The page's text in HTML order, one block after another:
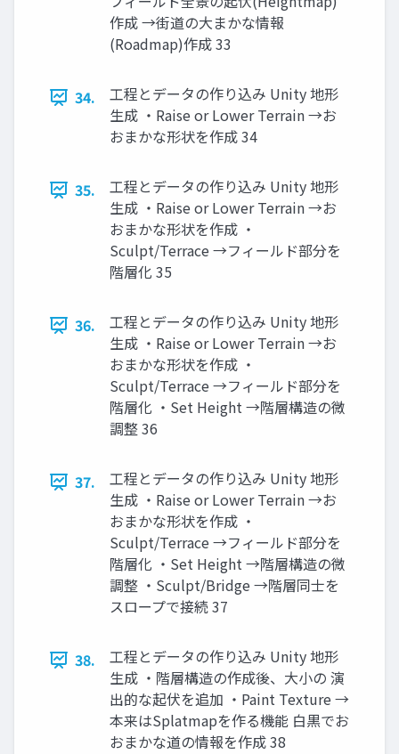
作成 →街道の大まかな情報
(Roadmap)作成 33
34.
工程とデータの作り込み Unity 地形
生成 ・Raise or Lower Terrain →お
おまかな形状を作成 34
35.
工程とデータの作り込み Unity 地形
生成 ・Raise or Lower Terrain →お
おまかな形状を作成 ・
Sculpt/Terrace →フィールド部分を
階層化 35
36.
工程とデータの作り込み Unity 地形
生成 ・Raise or Lower Terrain →お
おまかな形状を作成 ・
Sculpt/Terrace →フィールド部分を
階層化 ・Set Height →階層構造の微
調整 36
37.
工程とデータの作り込み Unity 地形
生成 ・Raise or Lower Terrain →お
おまかな形状を作成 ・
Sculpt/Terrace →フィールド部分を
階層化 ・Set Height →階層構造の微
調整 ・Sculpt/Bridge →階層同士を
スロープで接続 37
38.
工程とデータの作り込み Unity 地形
生成 ・階層構造の作成後、大小の 演
出的な起伏を追加 ・Paint Texture →
本来はSplatmapを作る機能 白黒でお
おまかな道の情報を作成 38